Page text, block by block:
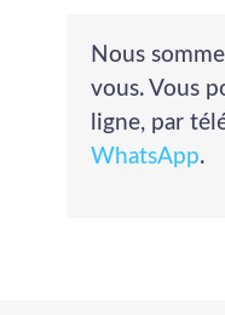
Nous
vous. Vous
ligne, par
WhatsApp.